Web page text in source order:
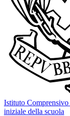
Istituto Comprensivo
iniziale della scuola